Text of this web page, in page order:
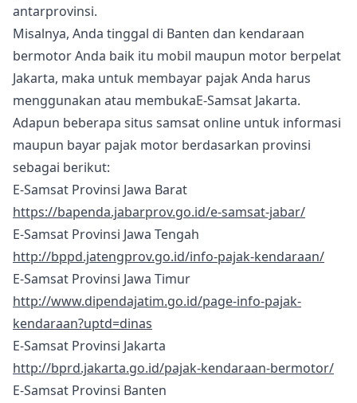
antarprovinsi.
Misalnya, Anda tinggal di Banten dan kendaraan
bermotor Anda baik itu mobil maupun motor berpelat
Jakarta, maka untuk membayar pajak Anda harus
menggunakan atau membukaE-Samsat Jakarta.
Adapun beberapa situs samsat online untuk informasi
maupun bayar pajak motor berdasarkan provinsi
sebagai berikut:
E-Samsat Provinsi Jawa Barat
https://bapenda.jabarprov.go.id/e-samsat-jabar/
E-Samsat Provinsi Jawa Tengah
http://bppd.jatengprov.go.id/info-pajak-kendaraan/
E-Samsat Provinsi Jawa Timur
http://www.dipendajatim.go.id/page-info-pajak-
kendaraan?uptd=dinas
E-Samsat Provinsi Jakarta
http://bprd.jakarta.go.id/pajak-kendaraan-bermotor/
E-Samsat Provinsi Banten